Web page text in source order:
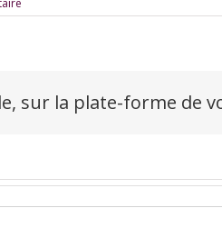
sur la plate-forme de